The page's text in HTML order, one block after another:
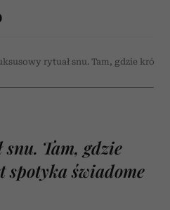
rytuał snu. Tam, gdzie
Tam, gdzie
świadome